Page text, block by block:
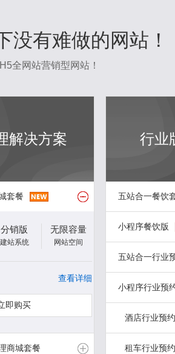
没有难做的网站！
全网站营销型网站！
解决方案
套餐
分销版
建站系统
无限容量
网站空间
查看详细
即购买
商城套餐
行业
五站合一餐饮
COM/CN
顶级域名
4609
小程序餐饮版
五站合一行业
COM/CN
顶级域名
3010
小程序行业预
酒店行业预约
租车行业预约